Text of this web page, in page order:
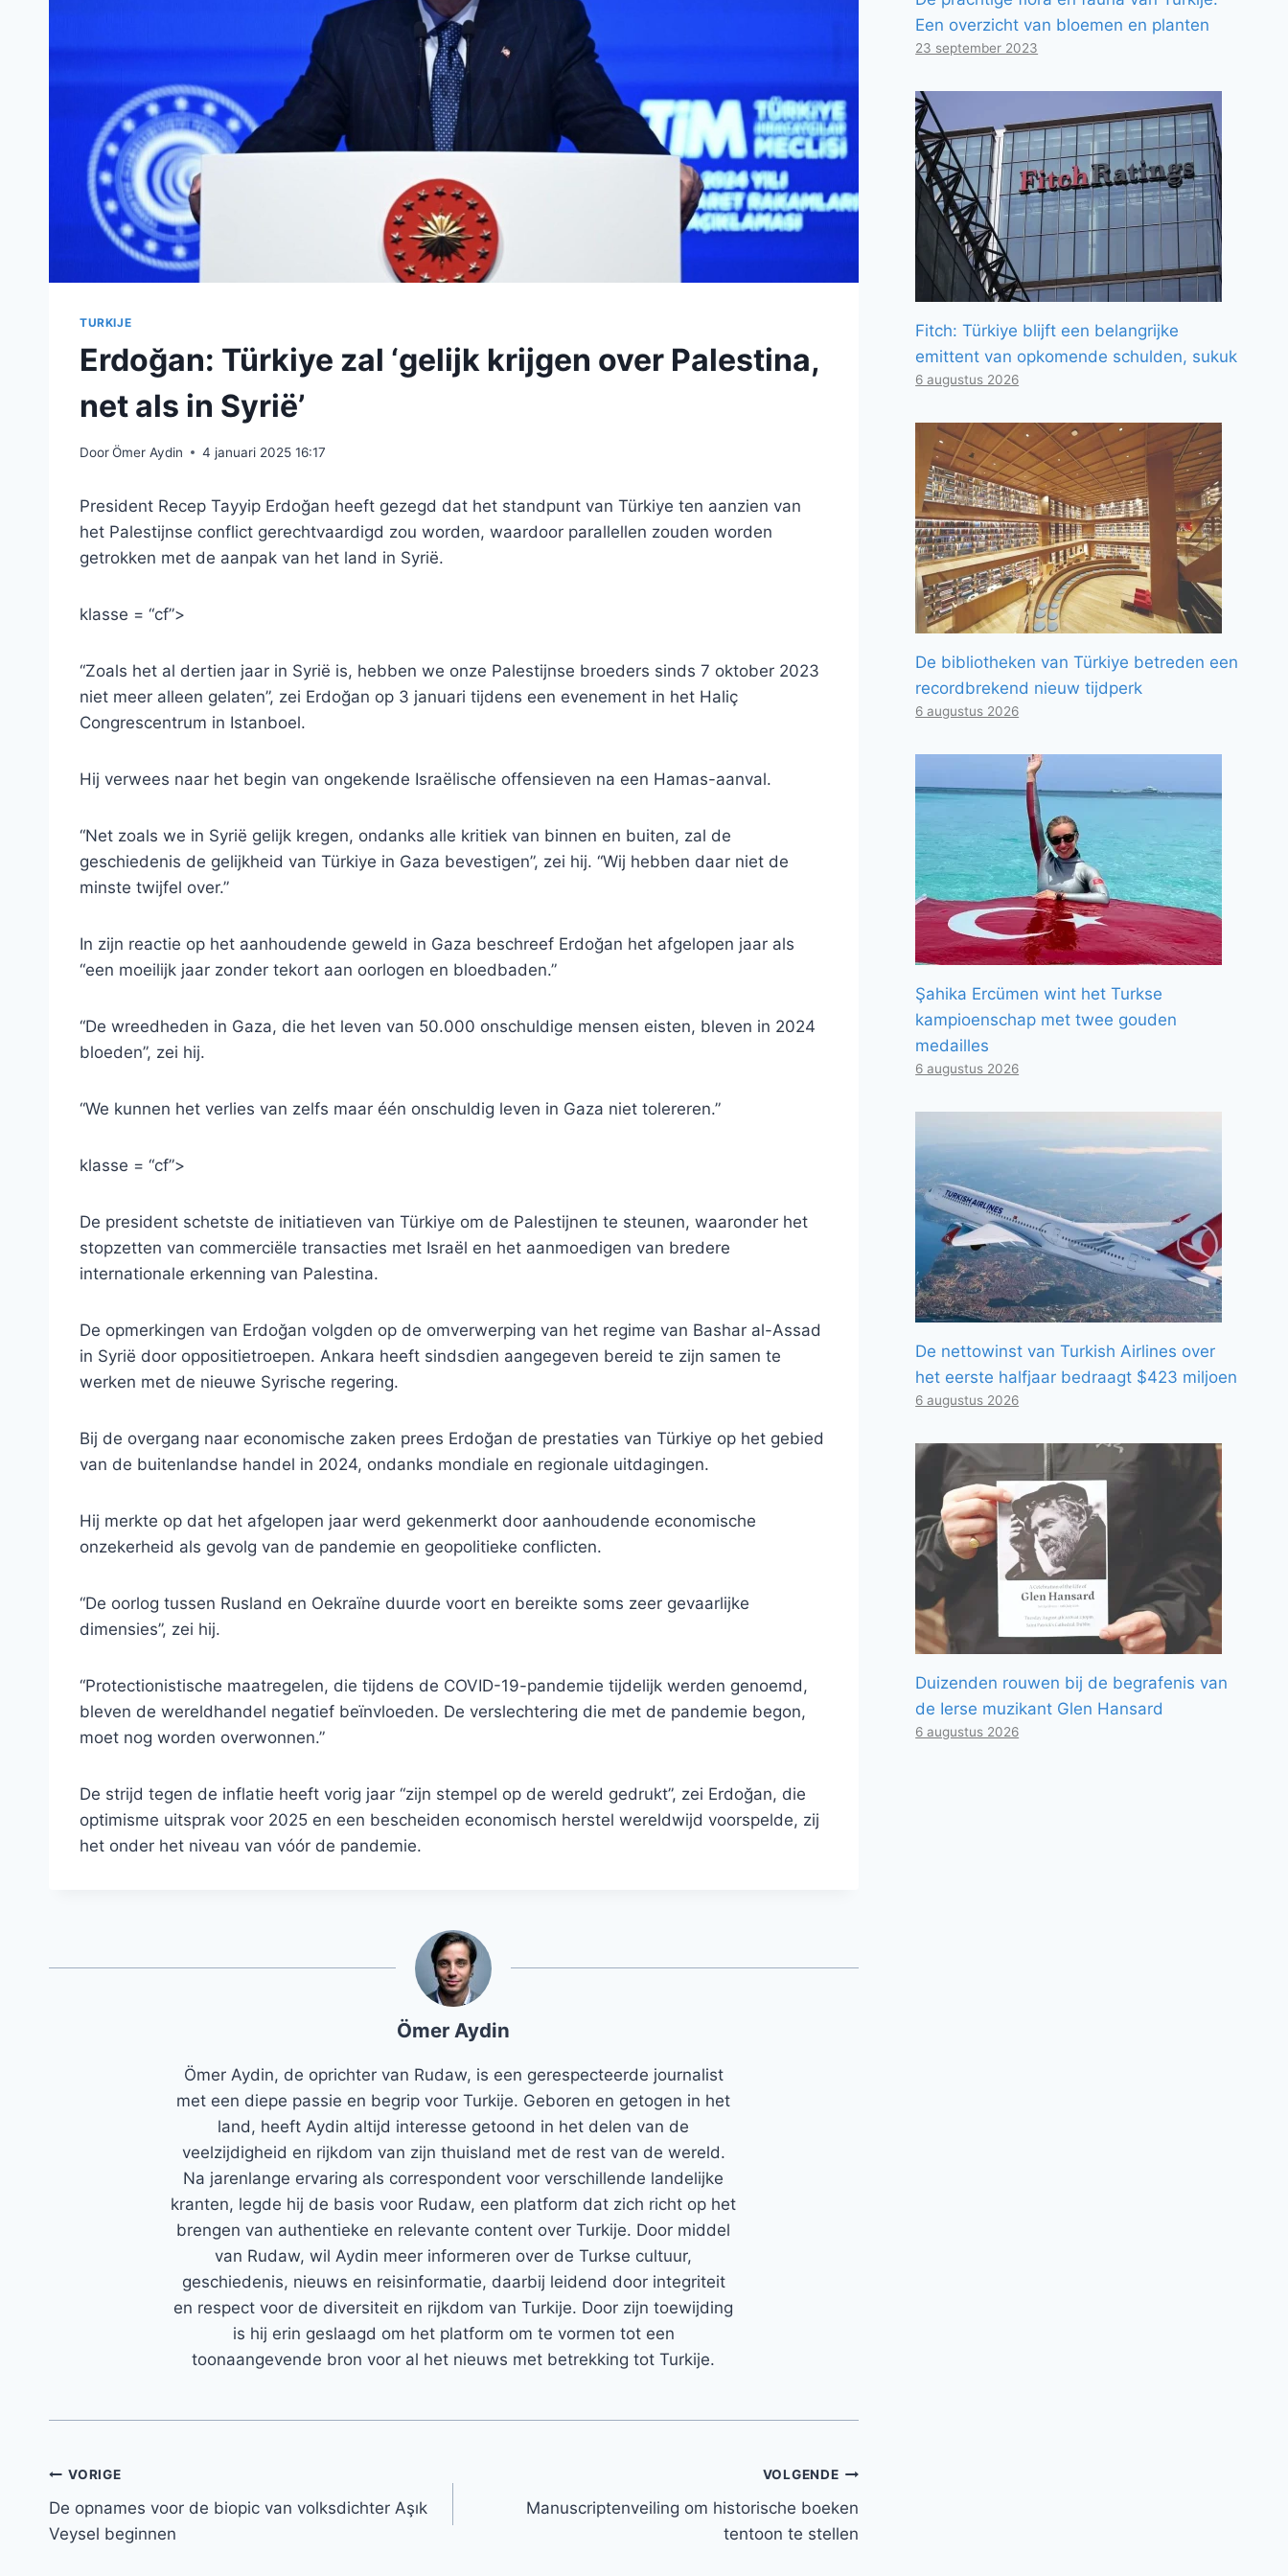
TURKIJE
Erdoğan: Türkiye zal ‘gelijk krijgen over Palestina,
net als in Syrië’
DoorÖmer Aydin 4 januari 2025 16:17
President Recep Tayyip Erdoğan heeft gezegd dat het standpunt van Türkiye ten aanzien van
het Palestijnse conflict gerechtvaardigd zou worden, waardoor parallellen zouden worden
getrokken met de aanpak van het land in Syrië.
klasse = “cf”>
“Zoals het al dertien jaar in Syrië is, hebben we onze Palestijnse broeders sinds 7 oktober 2023
niet meer alleen gelaten”, zei Erdoğan op 3 januari tijdens een evenement in het Haliç
Congrescentrum in Istanboel.
Hij verwees naar het begin van ongekende Israëlische offensieven na een Hamas-aanval.
“Net zoals we in Syrië gelijk kregen, ondanks alle kritiek van binnen en buiten, zal de
geschiedenis de gelijkheid van Türkiye in Gaza bevestigen”, zei hij. “Wij hebben daar niet de
minste twijfel over.”
In zijn reactie op het aanhoudende geweld in Gaza beschreef Erdoğan het afgelopen jaar als
“een moeilijk jaar zonder tekort aan oorlogen en bloedbaden.”
“De wreedheden in Gaza, die het leven van 50.000 onschuldige mensen eisten, bleven in 2024
bloeden”, zei hij.
“We kunnen het verlies van zelfs maar één onschuldig leven in Gaza niet tolereren.”
klasse = “cf”>
De president schetste de initiatieven van Türkiye om de Palestijnen te steunen, waaronder het
stopzetten van commerciële transacties met Israël en het aanmoedigen van bredere
internationale erkenning van Palestina.
De opmerkingen van Erdoğan volgden op de omverwerping van het regime van Bashar al-Assad
in Syrië door oppositietroepen. Ankara heeft sindsdien aangegeven bereid te zijn samen te
werken met de nieuwe Syrische regering.
Bij de overgang naar economische zaken prees Erdoğan de prestaties van Türkiye op het gebied
van de buitenlandse handel in 2024, ondanks mondiale en regionale uitdagingen.
Hij merkte op dat het afgelopen jaar werd gekenmerkt door aanhoudende economische
onzekerheid als gevolg van de pandemie en geopolitieke conflicten.
“De oorlog tussen Rusland en Oekraïne duurde voort en bereikte soms zeer gevaarlijke
dimensies”, zei hij.
“Protectionistische maatregelen, die tijdens de COVID-19-pandemie tijdelijk werden genoemd,
bleven de wereldhandel negatief beïnvloeden. De verslechtering die met de pandemie begon,
moet nog worden overwonnen.”
De strijd tegen de inflatie heeft vorig jaar “zijn stempel op de wereld gedrukt”, zei Erdoğan, die
optimisme uitsprak voor 2025 en een bescheiden economisch herstel wereldwijd voorspelde, zij
het onder het niveau van vóór de pandemie.
Ömer Aydin
Ömer Aydin, de oprichter van Rudaw, is een gerespecteerde journalist
met een diepe passie en begrip voor Turkije. Geboren en getogen in het
land, heeft Aydin altijd interesse getoond in het delen van de
veelzijdigheid en rijkdom van zijn thuisland met de rest van de wereld.
Na jarenlange ervaring als correspondent voor verschillende landelijke
kranten, legde hij de basis voor Rudaw, een platform dat zich richt op het
brengen van authentieke en relevante content over Turkije. Door middel
van Rudaw, wil Aydin meer informeren over de Turkse cultuur,
geschiedenis, nieuws en reisinformatie, daarbij leidend door integriteit
en respect voor de diversiteit en rijkdom van Turkije. Door zijn toewijding
is hij erin geslaagd om het platform om te vormen tot een
toonaangevende bron voor al het nieuws met betrekking tot Turkije.
Bericht
navigatie
VORIGE
De opnames voor de biopic van volksdichter Aşık
Veysel beginnen
VOLGENDE
Manuscriptenveiling om historische boeken
tentoon te stellen
Een overzicht van bloemen en planten
23 september 2023
Fitch: Türkiye blijft een belangrijke
emittent van opkomende schulden, sukuk
6 augustus 2026
De bibliotheken van Türkiye betreden een
recordbrekend nieuw tijdperk
6 augustus 2026
Şahika Ercümen wint het Turkse
kampioenschap met twee gouden
medailles
6 augustus 2026
De nettowinst van Turkish Airlines over
het eerste halfjaar bedraagt ​​$423 miljoen
6 augustus 2026
Duizenden rouwen bij de begrafenis van
de Ierse muzikant Glen Hansard
6 augustus 2026